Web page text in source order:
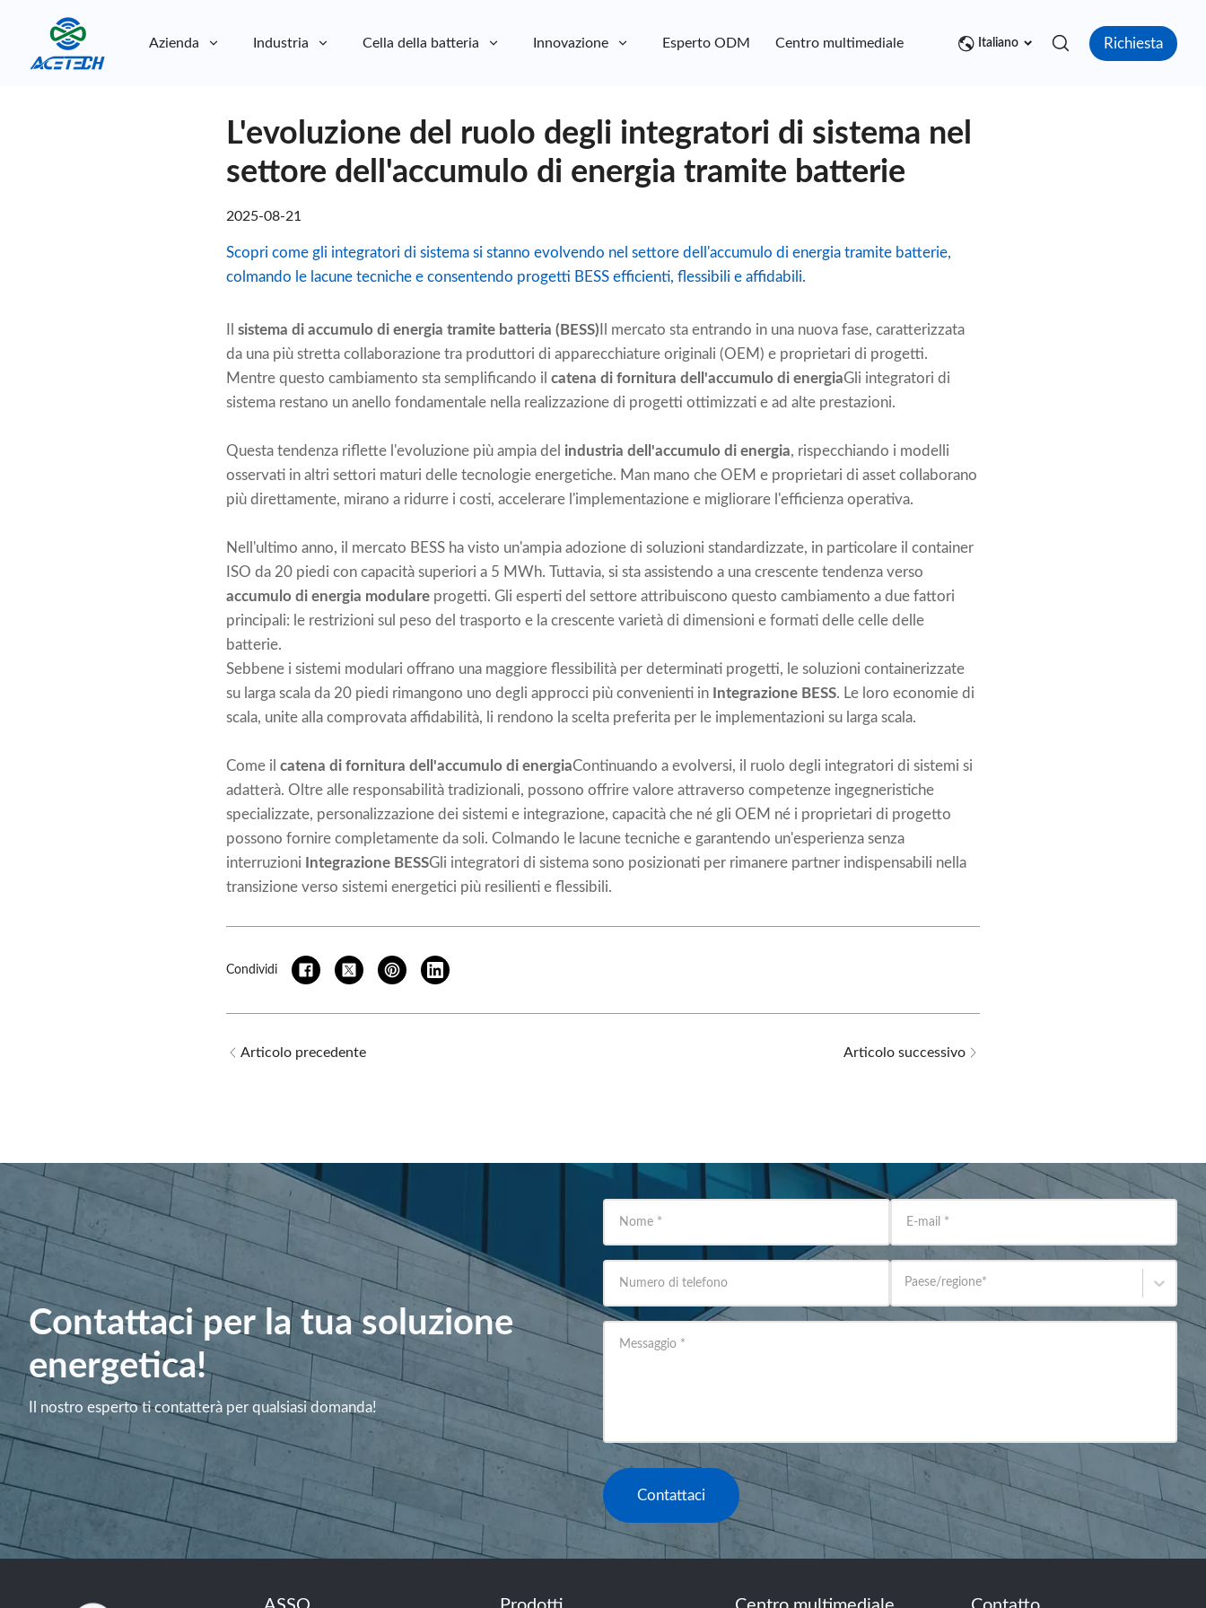
Azienda Industria Cella della batteria Innovazione Esperto ODM Centro multimediale Contatto
Italiano Richiesta
L'evoluzione del ruolo degli integratori di sistema nel
settore dell'accumulo di energia tramite batterie
2025-08-21
Scopri come gli integratori di sistema si stanno evolvendo nel settore dell'accumulo di energia tramite batterie,
colmando le lacune tecniche e consentendo progetti BESS efficienti, flessibili e affidabili.
sistema di accumulo di energia tramite batteria (BESS) Il mercato sta entrando in una nuova fase, caratterizzata
da una più stretta collaborazione tra produttori di apparecchiature originali (OEM) e proprietari di progetti.
Mentre questo cambiamento sta semplificando il catena di fornitura dell'accumulo di energiaGli integratori di
sistema restano un anello fondamentale nella realizzazione di progetti ottimizzati e ad alte prestazioni.
Questa tendenza riflette l'evoluzione più ampia del industria dell'accumulo di energia, rispecchiando i modelli
osservati in altri settori maturi delle tecnologie energetiche. Man mano che OEM e proprietari di asset collaborano
più direttamente, mirano a ridurre i costi, accelerare l'implementazione e migliorare l'efficienza operativa.
Nell'ultimo anno, il mercato BESS ha visto un'ampia adozione di soluzioni standardizzate, in particolare il container
ISO da 20 piedi con capacità superiori a 5 MWh. Tuttavia, si sta assistendo a una crescente tendenza verso
accumulo di energia modulare progetti. Gli esperti del settore attribuiscono questo cambiamento a due fattori
principali: le restrizioni sul peso del trasporto e la crescente varietà di dimensioni e formati delle celle delle
batterie.
Sebbene i sistemi modulari offrano una maggiore flessibilità per determinati progetti, le soluzioni containerizzate
su larga scala da 20 piedi rimangono uno degli approcci più convenienti in Integrazione BESS. Le loro economie di
scala, unite alla comprovata affidabilità, li rendono la scelta preferita per le implementazioni su larga scala.
Come il catena di fornitura dell'accumulo di energiaContinuando a evolversi, il ruolo degli integratori di sistemi si
adatterà. Oltre alle responsabilità tradizionali, possono offrire valore attraverso competenze ingegneristiche
specializzate, personalizzazione dei sistemi e integrazione, capacità che né gli OEM né i proprietari di progetto
possono fornire completamente da soli. Colmando le lacune tecniche e garantendo un'esperienza senza
interruzioni
Integrazione BESSGli integratori di sistema sono posizionati per rimanere partner indispensabili nella
transizione verso sistemi energetici più resilienti e flessibili.
Condividi
Articolo precedente Articolo successivo
Contattaci per la tua soluzione
energetica!
Il nostro esperto ti contatterà per qualsiasi domanda!
Nome * E-mail *
Numero di telefono Paese/regione*
Messaggio *
Contattaci